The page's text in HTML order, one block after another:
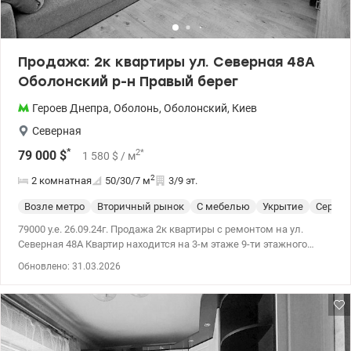
Продажа: 2к квартиры ул. Северная 48А
Оболонский р-н Правый берег
Героев Днепра, Оболонь, Оболонский, Киев
Северная
79 000 $* 1 580 $ / м2*
2 комнатная 50/30/7 м2 3/9 эт.
Возле метро Вторичный рынок С мебелью Укрытие
Cерия
79000 у.е. 26.09.24г. Продажа 2к квартиры с ремонтом на ул.
Северная 48А Квартир находится на 3-м этаже 9-ти этажного
комнатой. Кварты полностью укомплектована мебелью (шкаф,
кровать, комод, спальный гарнитур.) Также присутствует вся
необходимая бытовая техника (посудомоечная и стиральная
машина, газовая плита и духовой шкаф, кондиционер.) В доме
Обновлено: 31.03.2026